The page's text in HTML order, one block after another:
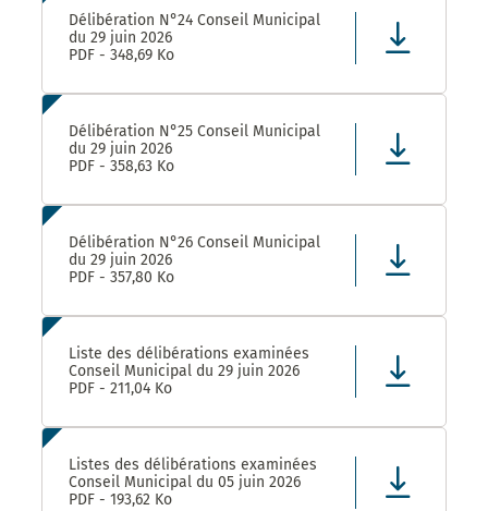
Délibération N°24 Conseil Municipal
du 29 juin 2026
PDF - 348,69 Ko
Délibération N°25 Conseil Municipal
du 29 juin 2026
PDF - 358,63 Ko
Délibération N°26 Conseil Municipal
du 29 juin 2026
PDF - 357,80 Ko
Liste des délibérations examinées
Conseil Municipal du 29 juin 2026
PDF - 211,04 Ko
Listes des délibérations examinées
Conseil Municipal du 05 juin 2026
PDF - 193,62 Ko